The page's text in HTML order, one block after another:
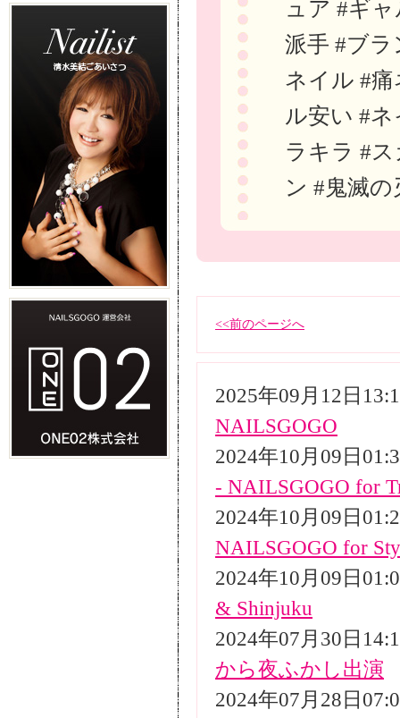
ュア #ギ
派手 #ブラ
ネイル #
ル安い #
ラキラ #
ン #鬼滅の
<<前のページへ
2025年09月12日
NAILSGOGO
2024年10月09日
- NAILSGOGO for
2024年10月09日
NAILSGOGO for
2024年10月09日
& Shinjuku
2024年07月30日
から夜ふかし出演
2024年07月28日